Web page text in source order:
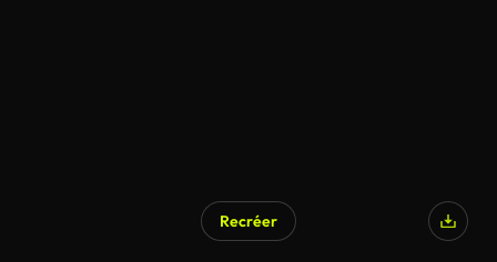
Recréer